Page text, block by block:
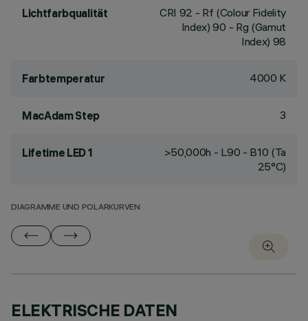
Lichtfarbqualität CRI 92 - Rf (Colour Fidelity
Index) 90 - Rg (Gamut
Index) 98
Farbtemperatur 4000 K
MacAdam Step 3
Lifetime LED 1
>50,000h - L90 - B10 (Ta
25°C)
DIAGRAMME UND POLARKURVEN
ELEKTRISCHE DATEN